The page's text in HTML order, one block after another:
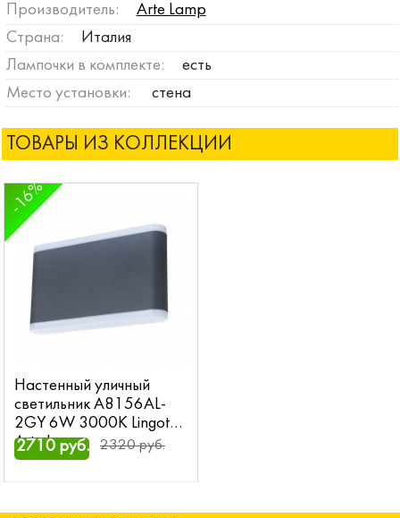
Производитель:
Arte Lamp
Страна:
Италия
Лампочки в комплекте:
есть
Место установки:
стена
ТОВАРЫ ИЗ КОЛЛЕКЦИИ
Настенный уличный
светильник A8156AL-
2GY 6W 3000K Lingotto
Arte Lamp
-16%
2710 руб. 2320 руб.